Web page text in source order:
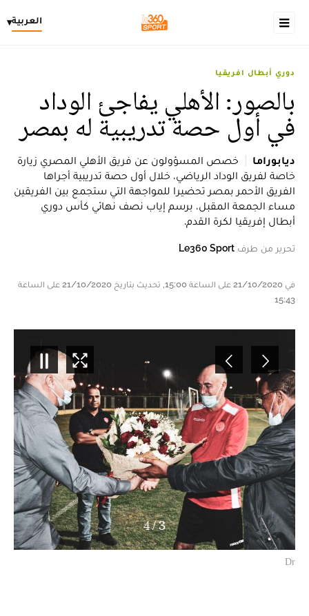
العربية▾
دوري أبطال افريقيا
بالصور: الأهلي يفاجئ الوداد
في أول حصة تدريبية له بمصر
ديابوراما
خصص المسؤولون عن فريق الأهلي المصري زيارة
خاصة لفريق الوداد الرياضي، خلال أول حصة تدريبية أجراها
الفريق الأحمر بمصر تحضيرا للمواجهة التي ستجمع بين الفريقين
مساء الجمعة المقبل، برسم إياب نصف نهائي كأس دوري
أبطال إفريقيا لكرة القدم.
تحرير من طرف Le360 Sport
في 21/10/2020 على الساعة 15:00, تحديث بتاريخ 21/10/2020 على الساعة
15:43
3
/
4
Dr